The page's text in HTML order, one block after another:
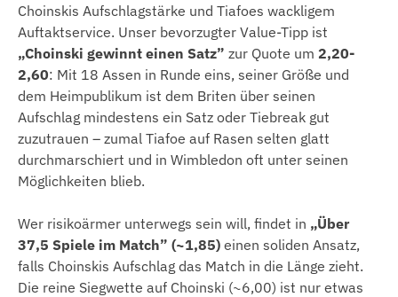
Choinskis Aufschlagstärke und Tiafoes wackligem
Auftaktservice. Unser bevorzugter Value-Tipp ist
„Choinski gewinnt einen Satz” zur Quote um 2,20-
2,60: Mit 18 Assen in Runde eins, seiner Größe und
dem Heimpublikum ist dem Briten über seinen
Aufschlag mindestens ein Satz oder Tiebreak gut
zuzutrauen – zumal Tiafoe auf Rasen selten glatt
durchmarschiert und in Wimbledon oft unter seinen
Möglichkeiten blieb.
Wer risikoärmer unterwegs sein will, findet in „Über
37,5 Spiele im Match” (~1,85) einen soliden Ansatz,
falls Choinskis Aufschlag das Match in die Länge zieht.
Die reine Siegwette auf Choinski (~6,00) ist nur etwas